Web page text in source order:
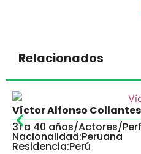
Relacionados
Víctor Alfonso
31 a 40 años/Actores/
Nacionalidad:Peruana
Residencia:Perú